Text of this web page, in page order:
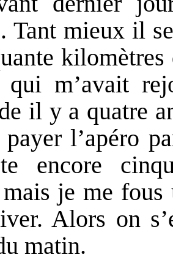
Tant mieux il
m’avait
il y a quatre
l’apéro
encore
je me fous
Alors on
matin.